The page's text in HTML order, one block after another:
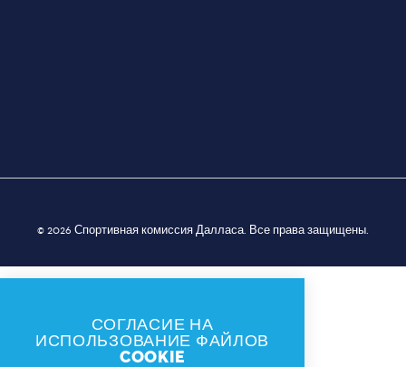
© 2026 Спортивная комиссия Далласа. Все права защищены.
СОГЛАСИЕ НА
ИСПОЛЬЗОВАНИЕ ФАЙЛОВ
COOKIE